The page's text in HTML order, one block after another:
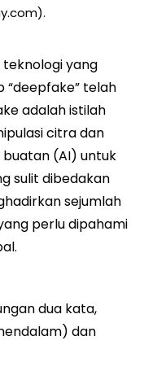
yang
telah
adalah istilah
citra dan
(AI) untuk
sulit dibedakan
sejumlah
perlu dipahami
dua kata,
dan